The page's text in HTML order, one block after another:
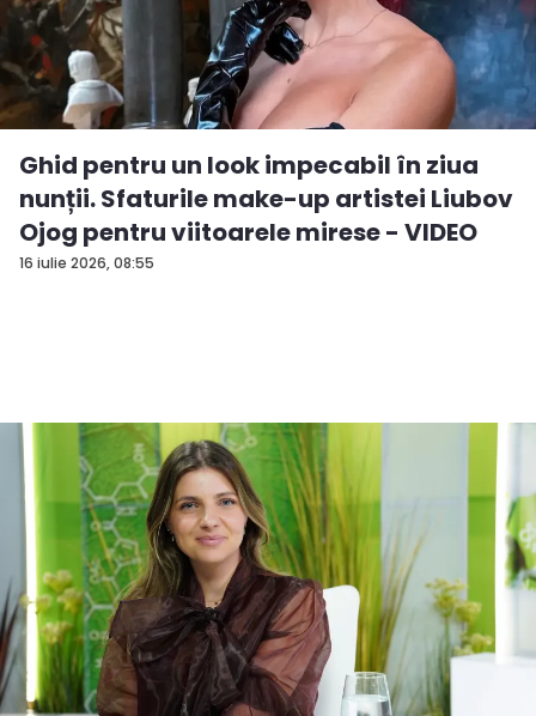
16 iulie 2026, 08:55
Ghid pentru un look impecabil în ziua
nunții. Sfaturile make-up artistei Liubov
Ojog pentru viitoarele mirese - VIDEO